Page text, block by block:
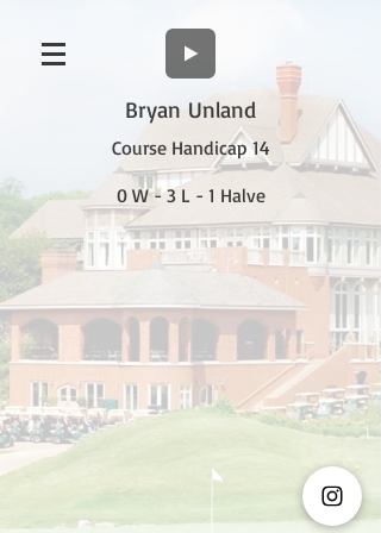
Bryan Unland
Course Handicap 14
0 W - 3 L - 1 Halve